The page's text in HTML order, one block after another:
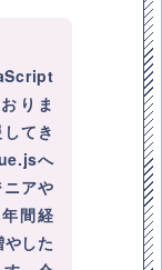
りま
てき
へ
アや
間経
した